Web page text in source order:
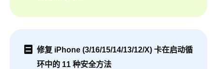
修复 iPhone (3/16/15/14/13/12/X) 卡在启动循
环中的 11 种安全方法